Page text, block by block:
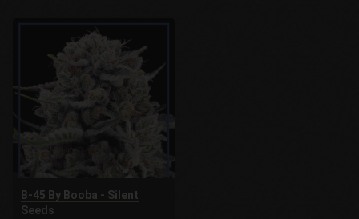
B-45 By Booba - Silent
Seeds